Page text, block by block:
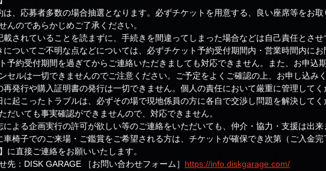
は、応募者多数の場合抽選となります。必ずチケットを用意する、良い座席等をお
んのであらかじめご了承ください。
載されていることを読まずに、手続きを間違ってしまった場合などは自己責任とさ
についてご不明な点などについては、必ずチケット予約受付期間内・営業時間内に
予約受付期間を過ぎてからご連絡いただきましても対応できません。また、お申込
セルは一切できませんのでご注意ください。ご予定をよくご確認の上、お申し込み
再発行や購入証明書の発行は一切できません。個人の責任において厳重に管理してく
に起こったトラブルは、必ずその場で現地係員の方に各自で交渉し問題を解決して
だいても事実確認ができませんので、対応できません。
による企画実行の許可が欲しい等のご連絡をいただいても、仲介・協力・支援は出来
車椅子でのご来場・ご鑑賞をご希望される方は、チケットが確保でき次第（ご入金
に直接ご連絡をお願いいたします。
先：DISK GARAGE ［お問い合わせフォーム］ https://info.diskgarage.com/